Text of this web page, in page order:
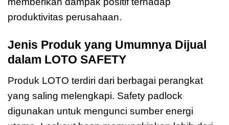
produktivitas perusahaan.
Jenis Produk yang Umumnya Dijual
dalam LOTO SAFETY
Produk LOTO terdiri dari berbagai perangkat
yang saling melengkapi. Safety padlock
digunakan untuk mengunci sumber energi